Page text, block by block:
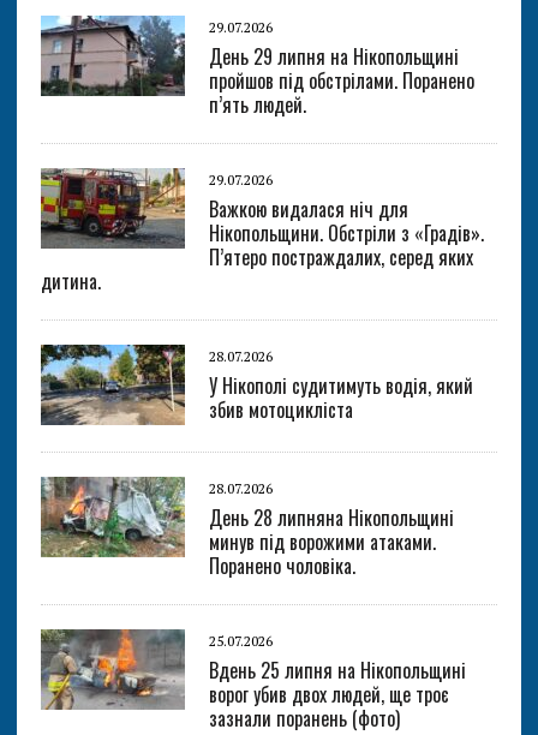
29.07.2026
День 29 липня на Нікопольщині
пройшов під обстрілами. Поранено
п’ять людей.
29.07.2026
Важкою видалася ніч для
Нікопольщини. Обстріли з «Градів».
П’ятеро постраждалих, серед яких
дитина.
28.07.2026
У Нікополі судитимуть водія, який
збив мотоцикліста
28.07.2026
День 28 липняна Нікопольщині
минув під ворожими атаками.
Поранено чоловіка.
25.07.2026
Вдень 25 липня на Нікопольщині
ворог убив двох людей, ще троє
зазнали поранень (фото)